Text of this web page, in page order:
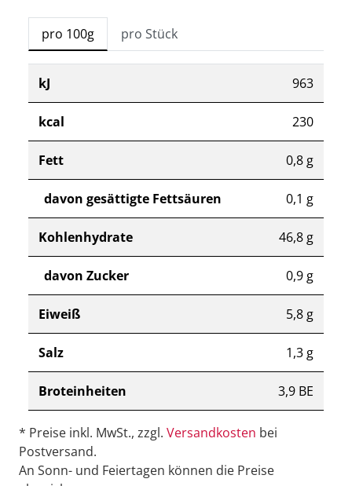
pro 100g pro Stück
kJ 963
kcal 230
Fett 0,8 g
davon gesättigte Fettsäuren 0,1 g
Kohlenhydrate 46,8 g
davon Zucker 0,9 g
Eiweiß 5,8 g
Salz 1,3 g
Broteinheiten 3,9 BE
* Preise inkl. MwSt., zzgl. Versandkosten bei
Postversand.
An Sonn- und Feiertagen können die Preise